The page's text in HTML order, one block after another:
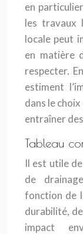
en
les travaux
locale peut
en matière
respecter.
estiment
dans le
entraîner
Tableau
Il est utile
de
fonction de
durabilité,
impact